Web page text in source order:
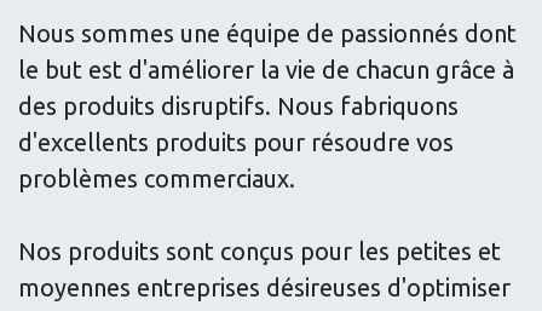
Nous sommes une équipe de passionnés dont
le but est d'améliorer la vie de chacun grâce à
des produits disruptifs. Nous fabriquons
d'excellents produits pour résoudre vos
problèmes commerciaux.
Nos produits sont conçus pour les petites et
moyennes entreprises désireuses d'optimiser